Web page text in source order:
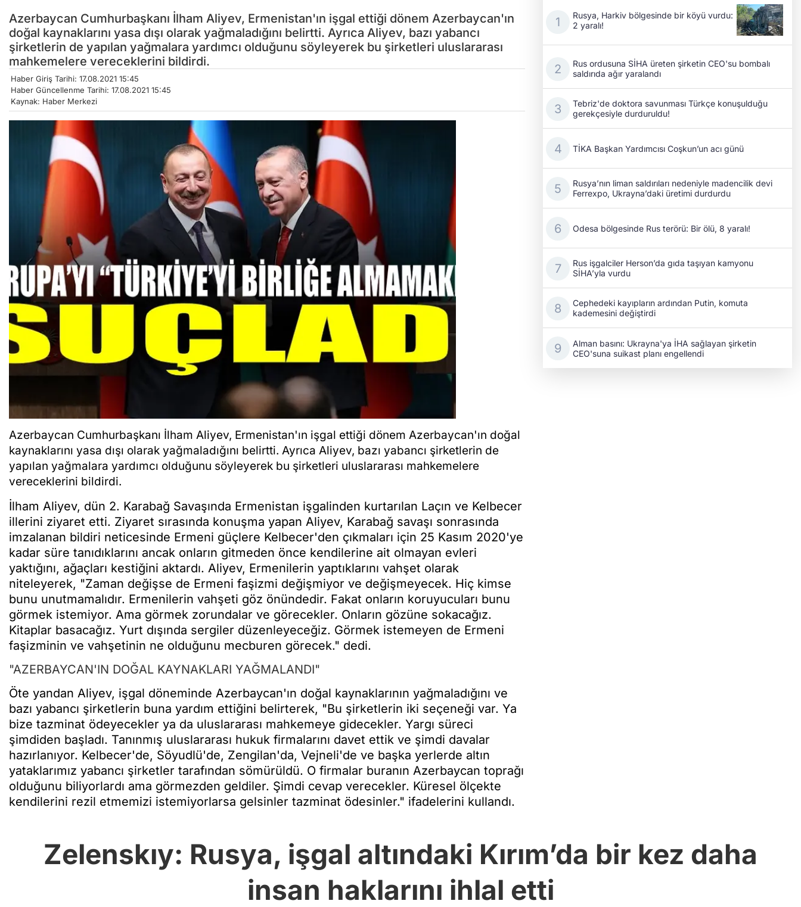
Azerbaycan Cumhurbaşkanı İlham Aliyev, Ermenistan'ın işgal ettiği dönem Azerbaycan'ın
doğal kaynaklarını yasa dışı olarak yağmaladığını belirtti. Ayrıca Aliyev, bazı yabancı
şirketlerin de yapılan yağmalara yardımcı olduğunu söyleyerek bu şirketleri uluslararası
mahkemelere vereceklerini bildirdi.
Haber Giriş Tarihi: 17.08.2021 15:45
Haber Güncellenme Tarihi: 17.08.2021 15:45
Kaynak: Haber Merkezi
Azerbaycan Cumhurbaşkanı İlham Aliyev, Ermenistan'ın işgal ettiği dönem Azerbaycan'ın doğal
kaynaklarını yasa dışı olarak yağmaladığını belirtti. Ayrıca Aliyev, bazı yabancı şirketlerin de
yapılan yağmalara yardımcı olduğunu söyleyerek bu şirketleri uluslararası mahkemelere
vereceklerini bildirdi.
İlham Aliyev, dün 2. Karabağ Savaşında Ermenistan işgalinden kurtarılan Laçın ve Kelbecer
illerini ziyaret etti. Ziyaret sırasında konuşma yapan Aliyev, Karabağ savaşı sonrasında
imzalanan bildiri neticesinde Ermeni güçlere Kelbecer'den çıkmaları için 25 Kasım 2020'ye
kadar süre tanıdıklarını ancak onların gitmeden önce kendilerine ait olmayan evleri
yaktığını, ağaçları kestiğini aktardı. Aliyev, Ermenilerin yaptıklarını vahşet olarak
niteleyerek, "Zaman değişse de Ermeni faşizmi değişmiyor ve değişmeyecek. Hiç kimse
bunu unutmamalıdır. Ermenilerin vahşeti göz önündedir. Fakat onların koruyucuları bunu
görmek istemiyor. Ama görmek zorundalar ve görecekler. Onların gözüne sokacağız.
Kitaplar basacağız. Yurt dışında sergiler düzenleyeceğiz. Görmek istemeyen de Ermeni
faşizminin ve vahşetinin ne olduğunu mecburen görecek." dedi.
"AZERBAYCAN'IN DOĞAL KAYNAKLARI YAĞMALANDI"
Öte yandan Aliyev, işgal döneminde Azerbaycan'ın doğal kaynaklarının yağmaladığını ve
bazı yabancı şirketlerin buna yardım ettiğini belirterek, "Bu şirketlerin iki seçeneği var. Ya
bize tazminat ödeyecekler ya da uluslararası mahkemeye gidecekler. Yargı süreci
şimdiden başladı. Tanınmış uluslararası hukuk firmalarını davet ettik ve şimdi davalar
hazırlanıyor. Kelbecer'de, Söyudlü'de, Zengilan'da, Vejneli'de ve başka yerlerde altın
yataklarımız yabancı şirketler tarafından sömürüldü. O firmalar buranın Azerbaycan toprağı
olduğunu biliyorlardı ama görmezden geldiler. Şimdi cevap verecekler. Küresel ölçekte
kendilerini rezil etmemizi istemiyorlarsa gelsinler tazminat ödesinler." ifadelerini kullandı.
Rusya, Harkiv bölgesinde bir köyü vurdu:
2 yaralı!
Rus ordusuna SİHA üreten şirketin CEO'su bombalı
saldırıda ağır yaralandı
Tebriz'de doktora savunması Türkçe konuşulduğu
gerekçesiyle durduruldu!
TİKA Başkan Yardımcısı Coşkun’un acı günü
Rusya’nın liman saldırıları nedeniyle madencilik devi
Ferrexpo, Ukrayna’daki üretimi durdurdu
Odesa bölgesinde Rus terörü: Bir ölü, 8 yaralı!
Rus işgalciler Herson’da gıda taşıyan kamyonu
SİHA’yla vurdu
Cephedeki kayıpların ardından Putin, komuta
kademesini değiştirdi
Alman basını: Ukrayna'ya İHA sağlayan şirketin
CEO'suna suikast planı engellendi
Zelenskıy: Rusya, işgal altındaki Kırım’da bir kez daha
insan haklarını ihlal etti